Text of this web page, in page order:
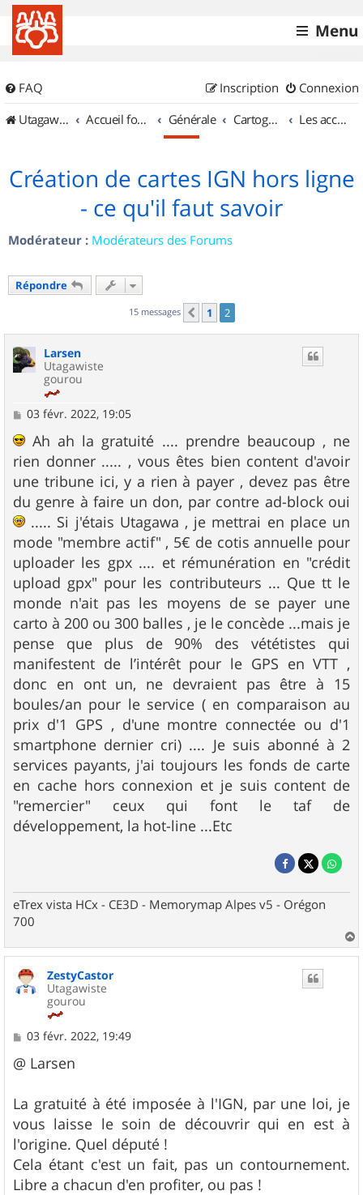
Menu
FAQ Connexion
Inscription
UtagawaVTT (Randos VTT et VTTAE avec traces GPS)
Accueil forum Générale Cartographie et GPS Les accessoires
Création de cartes IGN hors ligne
- ce qu'il faut savoir
Modérateur : Modérateurs des Forums
Répondre
15 messages Précédent
1 2
Larsen
Utagawiste
gourou
M
s
a
g
e
03 févr. 2022, 19:05
Ah ah la gratuité .... prendre beaucoup , ne
rien donner ..... , vous êtes bien content d'avoir
une tribune ici, y a rien à payer , devez pas être
du genre à faire un don, par contre ad-block oui
..... Si j'étais Utagawa , je mettrai en place un
mode "membre actif" , 5€ de cotis annuelle pour
uploader les gpx .... et rémunération en "crédit
upload gpx" pour les contributeurs ... Que tt le
monde n'ait pas les moyens de se payer une
carto à 200 ou 300 balles , je le concède ...mais je
pense que plus de 90% des vététistes qui
manifestent de l’intérêt pour le GPS en VTT ,
donc en ont un, ne devraient pas être à 15
boules/an pour le service ( en comparaison au
prix d'1 GPS , d'une montre connectée ou d'1
smartphone dernier cri) .... Je suis abonné à 2
services payants, j'ai toujours les fonds de carte
en cache hors connexion et je suis content de
"remercier" ceux qui font le taf de
développement, la hot-line ...Etc
eTrex vista HCx - CE3D - Memorymap Alpes v5 - Orégon
700
a
u
ZestyCastor
Utagawiste
gourou
M
s
s
g
e
03 févr. 2022, 19:49
@ Larsen
La gratuité à été imposée à l'IGN, par une loi, je
vous laisse le soin de découvrir qui en est à
l'origine. Quel député !
Cela étant c'est un fait, pas un contournement.
Libre a chacun d'en profiter, ou pas !